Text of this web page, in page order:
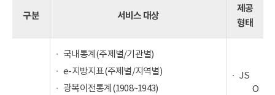
구분 서비스 대상
제공
형태
국내통계(주제별/기관별)
e-지방지표(주제별/지역별)
광복이전통계(1908~1943)
JS
O